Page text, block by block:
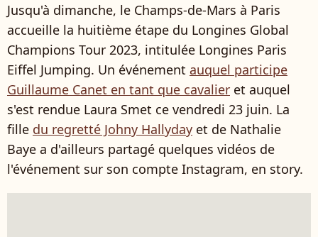
Jusqu'à dimanche, le Champs-de-Mars à Paris
accueille la huitième étape du Longines Global
Champions Tour 2023, intitulée Longines Paris
Eiffel Jumping. Un événement auquel participe
Guillaume Canet en tant que cavalier et auquel
s'est rendue Laura Smet ce vendredi 23 juin. La
fille du regretté Johny Hallyday et de Nathalie
Baye a d'ailleurs partagé quelques vidéos de
l'événement sur son compte Instagram, en story.